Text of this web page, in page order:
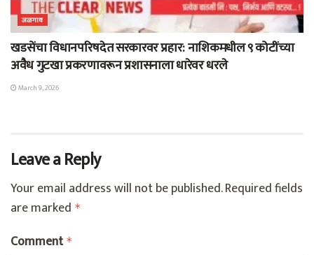
जळगाव
खडसेंचा विधानपरिषदेत सरकारवर प्रहार: नाशिकमधील ९ कोटींच्या
अवैध गुटखा प्रकरणावरून प्रशासनाला धारेवर धरले
March 9, 2026
Leave a Reply
Your email address will not be published.Required fields
are marked *
Comment *